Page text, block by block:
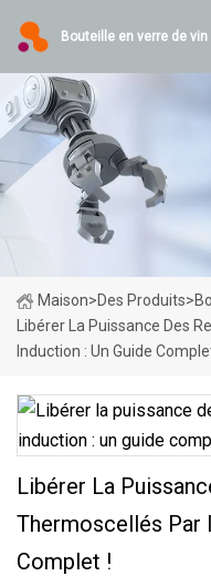
Bouteille en verre de vin
Maison>Des Produits>
Libérer La Puissance Des
Induction : Un Guide
Libérer La
Thermoscellés Par
Complet !